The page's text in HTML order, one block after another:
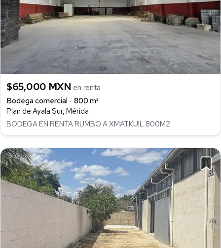
$65,000 MXN en renta
Bodega comercial
800 m²
Plan de Ayala Sur, Mérida
BODEGA EN RENTA RUMBO A XMATKUIL 800M2